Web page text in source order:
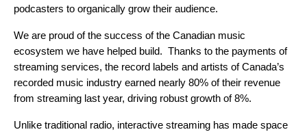
podcasters to organically grow their audience.
We are proud of the success of the Canadian music
ecosystem we have helped build. Thanks to the payments of
streaming services, the record labels and artists of Canada’s
recorded music industry earned nearly 80% of their revenue
from streaming last year, driving robust growth of 8%.
Unlike traditional radio, interactive streaming has made space